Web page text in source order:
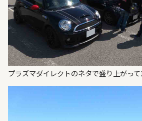
プラズマダイレクトのネタで盛り上がって